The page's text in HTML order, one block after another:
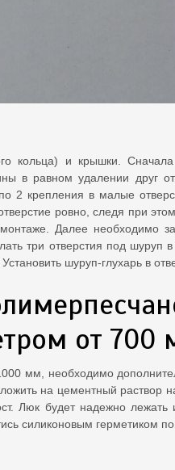
кольца) и крышки.
в равном удалении друг
2 крепления в малые
ровно, следя при
Далее необходимо
три отверстия под шуруп
шуруп-глухарь в
от
мм, необходимо
на цементный раствор
Люк будет надежно лежать
силиконовым герметиком